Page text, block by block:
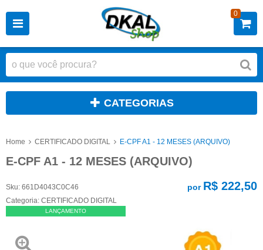
0
CATEGORIAS
Home CERTIFICADO DIGITAL E-CPF A1 - 12 MESES (ARQUIVO)
E-CPF A1 - 12 MESES (ARQUIVO)
Sku: 661D4043C0C46
Categoria: CERTIFICADO DIGITAL
LANÇAMENTO
por R$ 222,50